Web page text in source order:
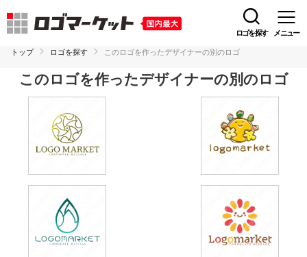
ロゴを探す メニュー
トップ ロゴを探す このロゴを作ったデザイナーの別のロゴ
このロゴを作ったデザイナーの別のロゴ